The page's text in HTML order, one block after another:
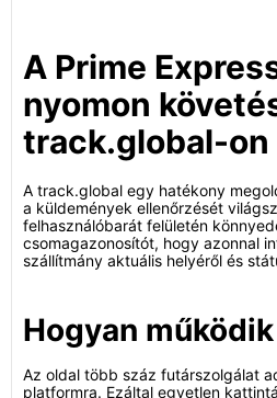
A Prime
nyomon
track.global-on
A track.global egy hatékony
a küldemények ellenőrzését
felhasználóbarát felületén
csomagazonosítót, hogy azonnal
szállítmány aktuális helyéről és
Hogyan
Az oldal több száz futárszolgálat
platformra. Ezáltal egyetlen